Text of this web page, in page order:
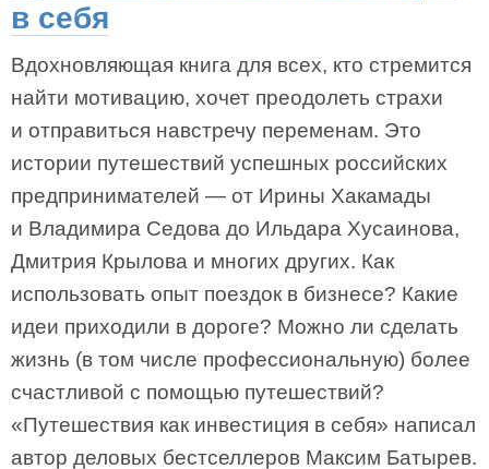
в себя
Вдохновляющая книга для всех, кто стремится
найти мотивацию, хочет преодолеть страхи
и отправиться навстречу переменам. Это
истории путешествий успешных российских
предпринимателей — от Ирины Хакамады
и Владимира Седова до Ильдара Хусаинова,
Дмитрия Крылова и многих других. Как
использовать опыт поездок в бизнесе? Какие
идеи приходили в дороге? Можно ли сделать
жизнь (в том числе профессиональную) более
счастливой с помощью путешествий?
«Путешествия как инвестиция в себя» написал
автор деловых бестселлеров Максим Батырев.